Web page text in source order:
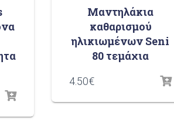
Μαντηλάκια
καθαρισμού
ηλικιωμένων Seni
80 τεμάχια
4.50€